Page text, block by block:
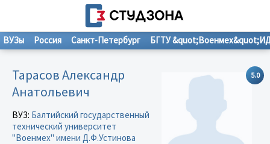
ВУЗы Россия Санкт-Петербург БГТУ
5.0
Тарасов Александр
Анатольевич
ВУЗ: Балтийский государственный
технический университет
"Военмех" имени Д.Ф.Устинова